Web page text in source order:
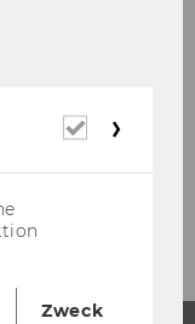
reads
Zweck